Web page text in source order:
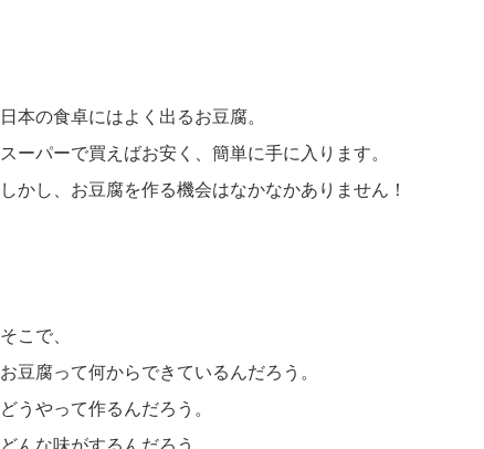
日本の食卓にはよく出るお豆腐。
スーパーで買えばお安く、簡単に手に入ります。
しかし、お豆腐を作る機会はなかなかありません！
そこで、
お豆腐って何からできているんだろう。
どうやって作るんだろう。